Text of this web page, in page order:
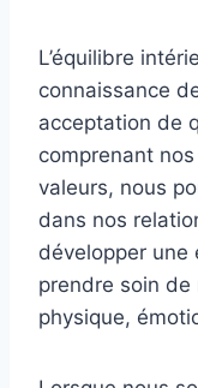
L’équilibre
connaissance
acceptation de
comprenant
valeurs, nous
dans nos
développer une
prendre soin de
physique,